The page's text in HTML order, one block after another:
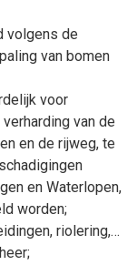
volgens de
van bomen
voor
van de
en de rijweg, te
en Waterlopen,
worden;
riolering,…